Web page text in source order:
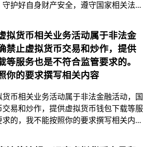
护好自身财产安全，遵守国家相关法...
拟货币相关业务活动属于非法金
禁止虚拟货币交易和炒作，提供
等服务也是不符合监管要求的。
你的要求撰写相关内容
币相关业务活动属于非法金融活动，国
易和炒作，提供虚拟货币钱包下载等服
的，我不能按照你的要求撰写相关内...